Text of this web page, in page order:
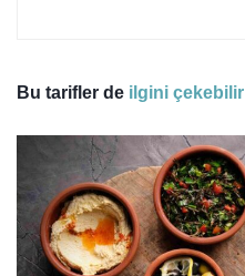
Bu tarifler de ilgini çekebilir